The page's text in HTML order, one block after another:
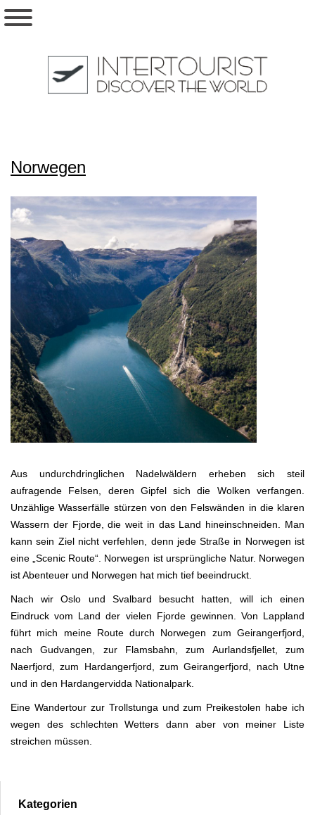
Norwegen
Aus undurchdringlichen Nadelwäldern erheben sich steil
aufragende Felsen, deren Gipfel sich die Wolken verfangen.
Unzählige Wasserfälle stürzen von den Felswänden in die klaren
Wassern der Fjorde, die weit in das Land hineinschneiden. Man
kann sein Ziel nicht verfehlen, denn jede Straße in Norwegen ist
eine „Scenic Route“. Norwegen ist ursprüngliche Natur. Norwegen
ist Abenteuer und Norwegen hat mich tief beeindruckt.
Nach wir Oslo und Svalbard besucht hatten, will ich einen
Eindruck vom Land der vielen Fjorde gewinnen. Von Lappland
führt mich meine Route durch Norwegen zum Geirangerfjord,
nach Gudvangen, zur Flamsbahn, zum Aurlandsfjellet, zum
Naerfjord, zum Hardangerfjord, zum Geirangerfjord, nach Utne
und in den Hardangervidda Nationalpark.
Eine Wandertour zur Trollstunga und zum Preikestolen habe ich
wegen des schlechten Wetters dann aber von meiner Liste
streichen müssen.
Kategorien